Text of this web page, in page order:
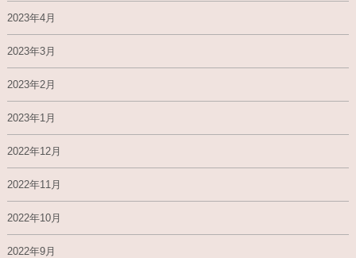
2023年4月
2023年3月
2023年2月
2023年1月
2022年12月
2022年11月
2022年10月
2022年9月